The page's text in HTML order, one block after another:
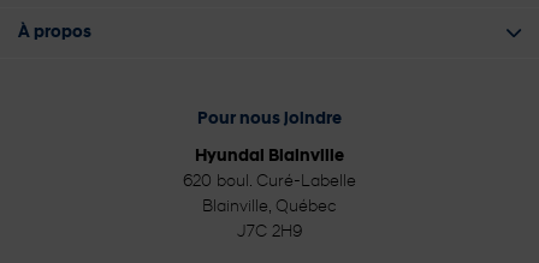
Pour nous joindre
Hyundai Blainville
620 boul. Curé-Labelle
Blainville, Québec
J7C 2H9
À propos